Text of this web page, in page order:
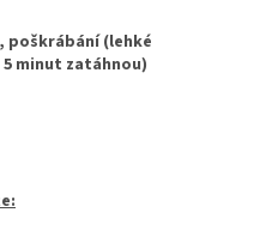
poškrábání (lehké
minut zatáhnou)